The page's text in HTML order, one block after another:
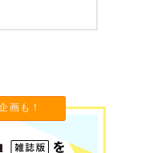
画も！